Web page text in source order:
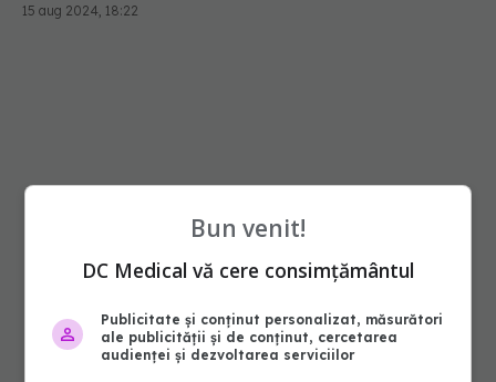
15 aug 2024, 18:22
Bun venit!
DC Medical vă cere consimțământul
Publicitate și conținut personalizat, măsurători
ale publicității și de conținut, cercetarea
audienței și dezvoltarea serviciilor